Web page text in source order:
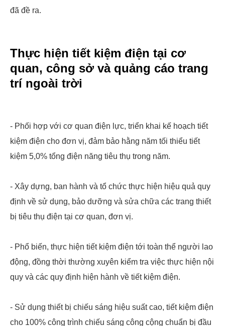
đã đề ra.
Thực hiện tiết kiệm điện tại cơ
quan, công sở và quảng cáo trang
trí ngoài trời
- Phối hợp với cơ quan điện lực, triển khai kế hoạch tiết
kiệm điện cho đơn vị, đảm bảo hằng năm tối thiểu tiết
kiệm 5,0% tổng điện năng tiêu thụ trong năm.
- Xây dựng, ban hành và tổ chức thực hiện hiệu quả quy
định về sử dụng, bảo dưỡng và sửa chữa các trang thiết
bị tiêu thụ điện tại cơ quan, đơn vị.
- Phổ biến, thực hiện tiết kiệm điện tới toàn thể người lao
động, đồng thời thường xuyên kiểm tra việc thực hiện nội
quy và các quy định hiện hành về tiết kiệm điện.
- Sử dụng thiết bị chiếu sáng hiệu suất cao, tiết kiệm điện
cho 100% công trình chiếu sáng công cộng chuẩn bị đầu